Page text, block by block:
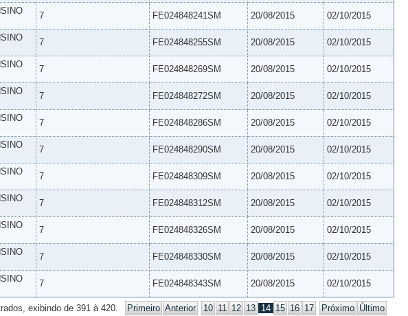
7 FE024848241SM 20/08/2015 02/10/2015
7 FE024848255SM 20/08/2015 02/10/2015
7 FE024848269SM 20/08/2015 02/10/2015
7 FE024848272SM 20/08/2015 02/10/2015
7 FE024848286SM 20/08/2015 02/10/2015
7 FE024848290SM 20/08/2015 02/10/2015
7 FE024848309SM 20/08/2015 02/10/2015
7 FE024848312SM 20/08/2015 02/10/2015
7 FE024848326SM 20/08/2015 02/10/2015
7 FE024848330SM 20/08/2015 02/10/2015
7 FE024848343SM 20/08/2015 02/10/2015
exibindo de 391 à 420. Primeiro Anterior 10 11 12 13 14 15 16 17 Próximo Último